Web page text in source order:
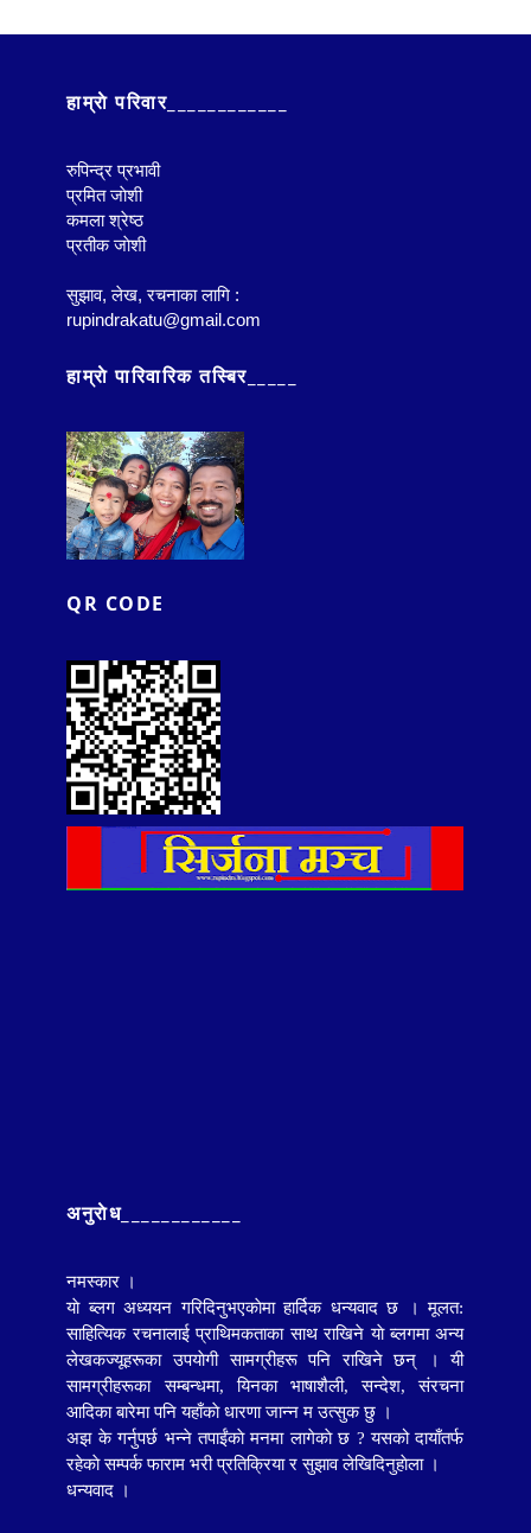
हाम्राे परिवार____________
रुपिन्द्र प्रभावी
प्रमित जाेशी
कमला श्रेष्ठ
प्रतीक जाेशी
सुझाव, लेख, रचनाका लागि :
rupindrakatu@gmail.com
हाम्राे पारिवारिक तस्बिर_____
QR CODE
अनुराेध____________
नमस्कार ।
याे ब्लग अध्ययन गरिदिनुभएकाेमा हार्दिक धन्यवाद छ । मूलत:
साहित्यिक रचनालाई प्राथिमकताका साथ राखिने याे ब्लगमाअन्य
लेखकज्यूहरूकाउपयाेगी सामग्रीहरू पनि राखिने छन् । यी
सामग्रीहरूका सम्बन्धमा, यिनका भाषाशैली, सन्देश, संरचना
आदिका बारेमा पनि यहाँकाे धारणा जान्न म उत्सुक छु ।
अझ के गर्नुपर्छ भन्ने तपाईंकाे मनमा लागेकाे छ ? यसको दायाँतर्फ
रहेकाे सम्पर्क फाराम भरी प्रतिक्रिया र सुझाव लेखिदिनुहाेला ।
धन्यवाद ।